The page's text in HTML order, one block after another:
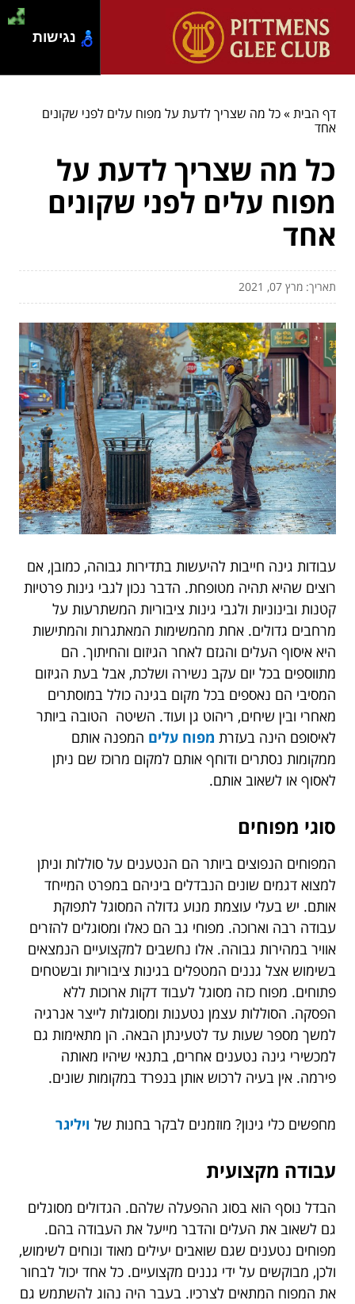
דף הבית»כל מה שצריך לדעת על מפוח עלים לפני שקונים
אחד
כל מה שצריך לדעת על
מפוח עלים לפני שקונים
אחד
תאריך: מרץ 07, 2021
עבודות גינה חייבות להיעשות בתדירות גבוהה, כמובן, אם
רוצים שהיא תהיה מטופחת. הדבר נכון לגבי גינות פרטיות
קטנות ובינוניות ולגבי גינות ציבוריות המשתרעות על
מרחבים גדולים. אחת מהמשימות המאתגרות והמתישות
היא איסוף העלים והגזם לאחר הגיזום והחיתוך. הם
מתווספים בכל יום עקב נשירה ושלכת, אבל בעת הגיזום
המסיבי הם נאספים בכל מקום בגינה כולל במוסתרים
מאחרי ובין שיחים, ריהוט גן ועוד. השיטה הטובה ביותר
לאיסופם הינה בעזרת מפוח עלים המפנה אותם
ממקומות נסתרים ודוחף אותם למקום מרוכז שם ניתן
לאסוף או לשאוב אותם.
סוגי מפוחים
המפוחים הנפוצים ביותר הם הנטענים על סוללות וניתן
למצוא דגמים שונים הנבדלים ביניהם במפרט המייחד
אותם. יש בעלי עוצמת מנוע גדולה המסוגל לתפוקת
עבודה רבה וארוכה. מפוחי גב הם כאלו ומסוגלים להזרים
אוויר במהירות גבוהה. אלו נחשבים למקצועיים הנמצאים
בשימוש אצל גננים המטפלים בגינות ציבוריות ובשטחים
פתוחים. מפוח כזה מסוגל לעבוד דקות ארוכות ללא
הפסקה. הסוללות עצמן נטענות ומסוגלות לייצר אנרגיה
למשך מספר שעות עד לטעינתן הבאה. הן מתאימות גם
למכשירי גינה נטענים אחרים, בתנאי שיהיו מאותה
פירמה. אין בעיה לרכוש אותן בנפרד במקומות שונים.
מחפשים כלי גינון? מוזמנים לבקר בחנות של ויליגר
עבודה מקצועית
הבדל נוסף הוא בסוג ההפעלה שלהם. הגדולים מסוגלים
גם לשאוב את העלים והדבר מייעל את העבודה בהם.
מפוחים נטענים שגם שואבים יעילים מאוד ונוחים לשימוש,
ולכן, מבוקשים על ידי גננים מקצועיים. כל אחד יכול לבחור
את המפוח המתאים לצרכיו. בעבר היה נהוג להשתמש גם
נגישות